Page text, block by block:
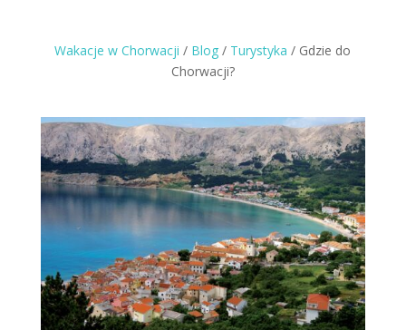
Wakacje w Chorwacji / Blog / Turystyka / Gdzie do
Chorwacji?